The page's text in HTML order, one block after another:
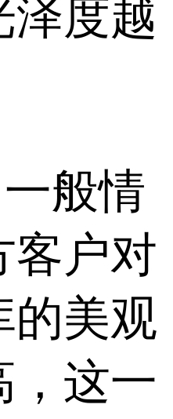
泽度越
般情
客户对
的美观
，这一